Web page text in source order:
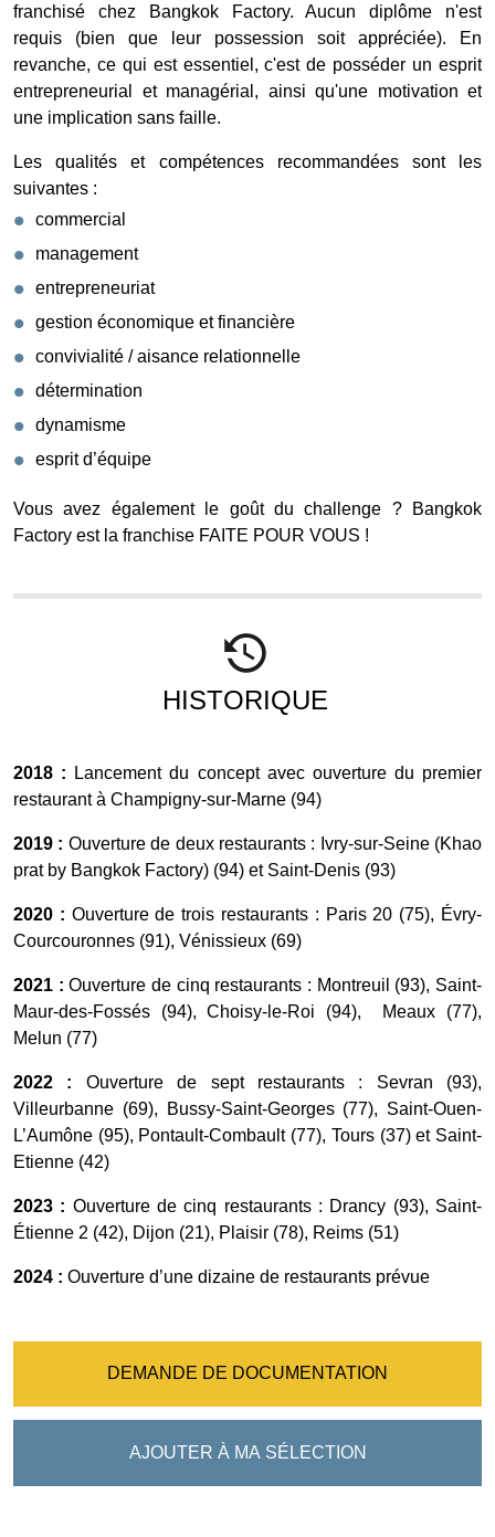
franchisé chez Bangkok Factory. Aucun diplôme n'est
requis (bien que leur possession soit appréciée). En
revanche, ce qui est essentiel, c'est de posséder un esprit
entrepreneurial et managérial, ainsi qu'une motivation et
une implication sans faille.
Les qualités et compétences recommandées sont les
suivantes :
commercial
management
entrepreneuriat
gestion économique et financière
convivialité / aisance relationnelle
détermination
dynamisme
esprit d’équipe
Vous avez également le goût du challenge ? Bangkok
Factory est la franchise FAITE POUR VOUS !
HISTORIQUE
2018 : Lancement du concept avec ouverture du premier
restaurant à Champigny-sur-Marne (94)
2019 : Ouverture de deux restaurants : Ivry-sur-Seine (Khao
prat by Bangkok Factory) (94) et Saint-Denis (93)
2020 : Ouverture de trois restaurants : Paris 20 (75), Évry-
Courcouronnes (91), Vénissieux (69)
2021 : Ouverture de cinq restaurants : Montreuil (93), Saint-
Maur-des-Fossés (94), Choisy-le-Roi (94), Meaux (77),
Melun (77)
2022 : Ouverture de sept restaurants : Sevran (93),
Villeurbanne (69), Bussy-Saint-Georges (77), Saint-Ouen-
L’Aumône (95), Pontault-Combault (77), Tours (37) et Saint-
Etienne (42)
2023 : Ouverture de cinq restaurants : Drancy (93), Saint-
Étienne 2 (42), Dijon (21), Plaisir (78), Reims (51)
2024 : Ouverture d’une dizaine de restaurants prévue
DEMANDE DE DOCUMENTATION
AJOUTER À MA SÉLECTION